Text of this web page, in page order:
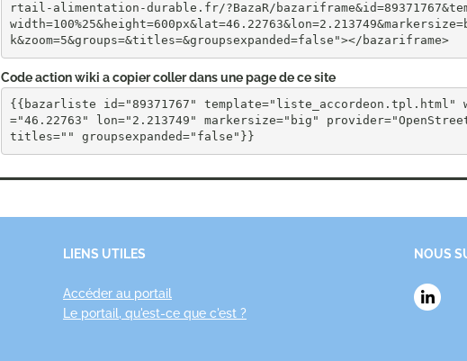
rtail-alimentation-durable.fr/?BazaR/
k&zoom=5&groups=&titles=&groupsexpanded=false"></bazariframe>
Code action wiki a copier coller dans une page de ce site
{{bazarliste id="89371767" template="liste_accordeon.tpl.html"
="46.22763" lon="2.213749" markersize="big"
titles="" groupsexpanded="false"}}
LIENS UTILES
Accéder au portail
Le portail, qu'est-ce que c'est ?
NOUS